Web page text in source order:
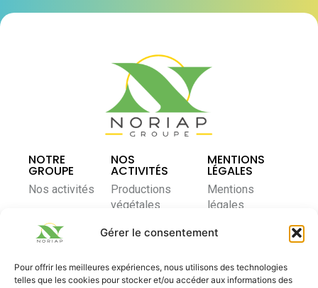
Gérer le consentement
Pour offrir les meilleures expériences, nous utilisons des technologies
telles que les cookies pour stocker et/ou accéder aux informations des
NOTRE
GROUPE
Nos activités
coopératif
Nous rejoindre
NOS
ACTIVITÉS
Productions
végétales
Élevage et
animale
MENTIONS
LÉGALES
Mentions
légales
Politique de
Contactez-